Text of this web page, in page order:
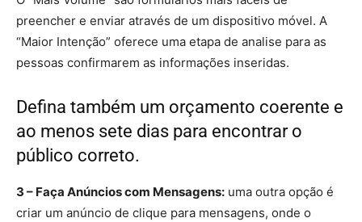
preencher e enviar através de um dispositivo móvel. A
“Maior Intenção” oferece uma etapa de analise para as
pessoas confirmarem as informações inseridas.
Defina também um orçamento coerente e
ao menos sete dias para encontrar o
público correto.
3 – Faça Anúncios com Mensagens: uma outra opção é
criar um anúncio de clique para mensagens, onde o